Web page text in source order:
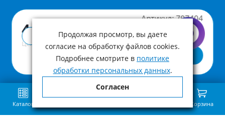
Артикул: 797404
4 290 ₽
Цена с учетом НДС
В корзину
Купить в 1 клик
Каталог Корзина
Продолжая просмотр, вы даете
согласие на обработку файлов cookies.
Подробнее смотрите в политике
обработки персональных данных.
Согласен